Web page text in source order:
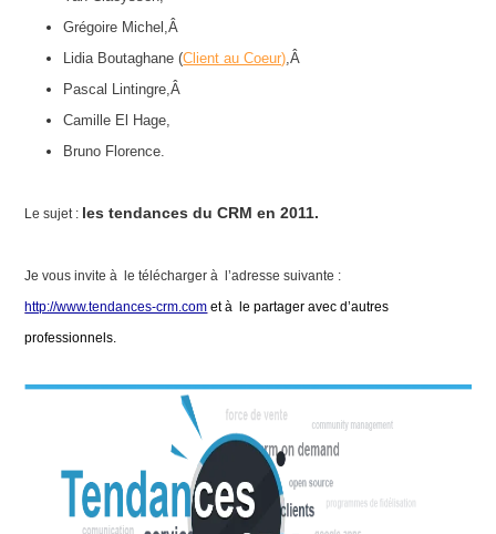
Grégoire Michel,Â
Lidia Boutaghane (Client au Coeur),Â
Pascal Lintingre,Â
Camille El Hage,
Bruno Florence.
Le sujet : les tendances du CRM en 2011.
Je vous invite à le télécharger à l’adresse suivante :
http://www.tendances-crm.com et à  le partager avec d’autres
professionnels.